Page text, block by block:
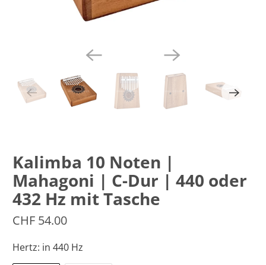
Kalimba 10 Noten |
Mahagoni | C-Dur | 440 oder
432 Hz mit Tasche
CHF 54.00
Hertz: in 440 Hz